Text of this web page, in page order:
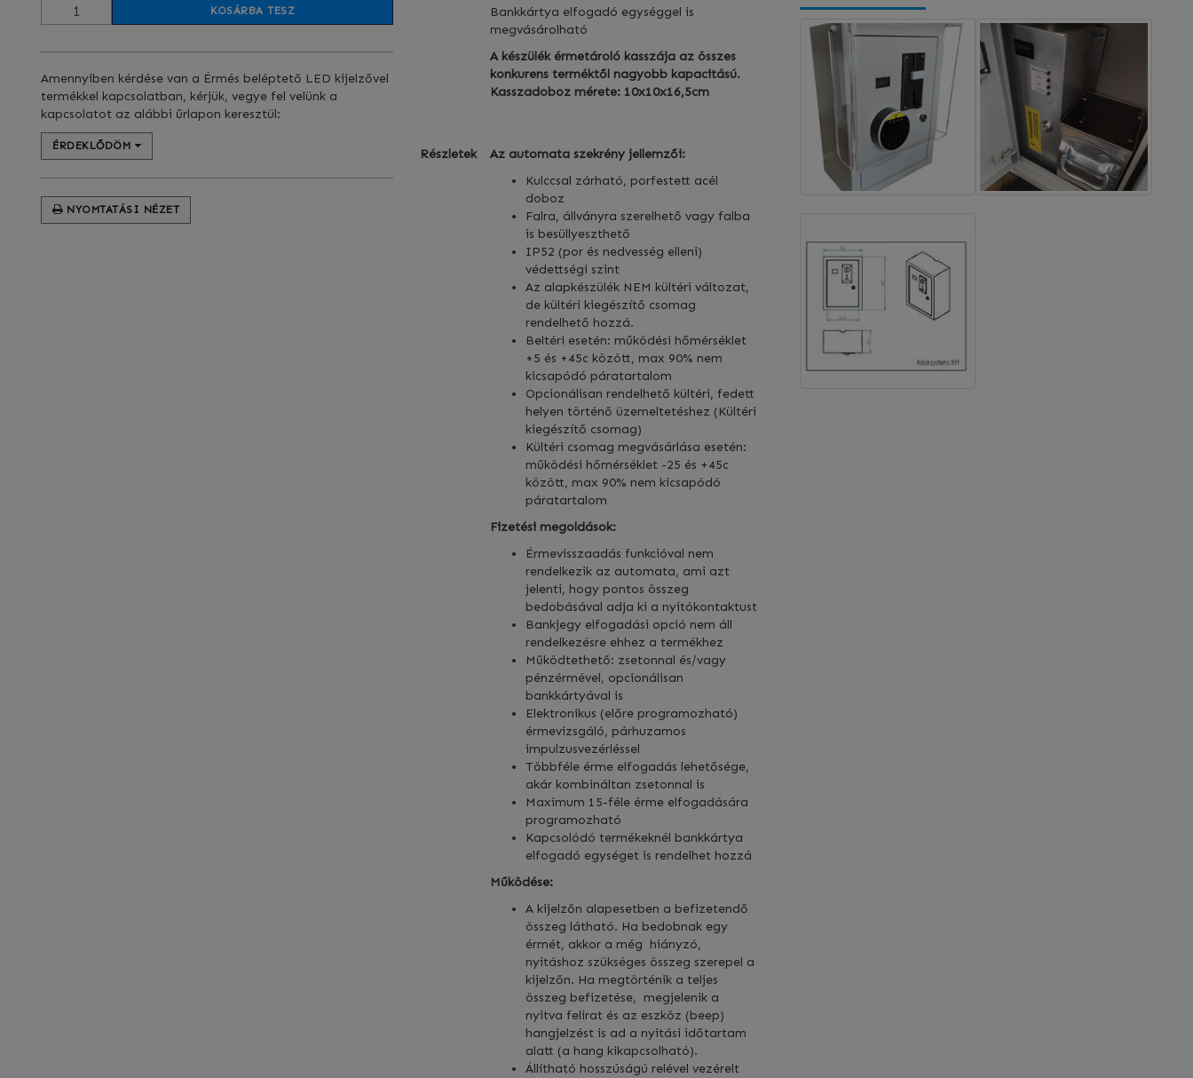
KOSÁRBA TESZ
Amennyiben kérdése van a Érmés beléptető LED kijelzővel
termékkel kapcsolatban, kérjük, vegye fel velünk a
kapcsolatot az alábbi űrlapon keresztül:
ÉRDEKLŐDÖM
NYOMTATÁSI NÉZET
Bankkártya elfogadó egységgel is
megvásárolható
A készülék érmetároló kasszája az összes
konkurens terméktől nagyobb kapacitású.
Kasszadoboz mérete: 10x10x16,5cm
Részletek
Az automata szekrény jellemzői:
Kulccsal zárható, porfestett acél
doboz
Falra, állványra szerelhető vagy falba
is besüllyeszthető
IP52 (por és nedvesség elleni)
védettségi szint
Az alapkészülék NEM kültéri változat,
de kültéri kiegészítő csomag
rendelhető hozzá.
Beltéri esetén: működési hőmérséklet
+5 és +45c között, max 90% nem
kicsapódó páratartalom
Opcionálisan rendelhető kültéri, fedett
helyen történő üzemeltetéshez (Kültéri
kiegészítő csomag)
Kültéri csomag megvásárlása esetén:
működési hőmérséklet -25 és +45c
között, max 90% nem kicsapódó
páratartalom
Fizetési megoldások:
Érmevisszaadás funkcióval nem
rendelkezik az automata, ami azt
jelenti, hogy pontos összeg
bedobásával adja ki a nyitókontaktust
Bankjegy elfogadási opció nem áll
rendelkezésre ehhez a termékhez
Működtethető: zsetonnal és/vagy
pénzérmével, opcionálisan
bankkártyával is
Elektronikus (előre programozható)
érmevizsgáló, párhuzamos
impulzusvezérléssel
Többféle érme elfogadás lehetősége,
akár kombináltan zsetonnal is
Maximum 15-féle érme elfogadására
programozható
Kapcsolódó termékeknél bankkártya
elfogadó egységet is rendelhet hozzá
Működése:
A kijelzőn alapesetben a befizetendő
összeg látható. Ha bedobnak egy
érmét, akkor a még hiányzó,
nyitáshoz szükséges összeg szerepel a
kijelzőn. Ha megtörténik a teljes
összeg befizetése, megjelenik a
nyitva felirat és az eszköz (beep)
hangjelzést is ad a nyitási időtartam
alatt (a hang kikapcsolható).
Állítható hosszúságú relével vezérelt